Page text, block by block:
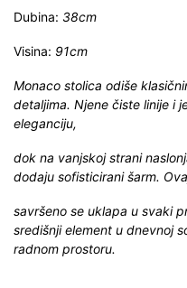
Dubina: 38cm
Visina: 91cm
Monaco stolica odiše
detaljima. Njene čiste linije i
eleganciju,
dok na vanjskoj strani
dodaju sofisticirani šarm.
savršeno se uklapa u svaki
središnji element u dnevnoj
radnom prostoru.